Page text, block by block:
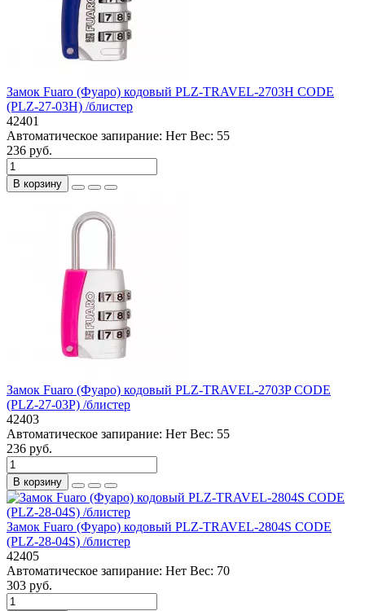
Замок Fuaro (Фуаро) кодовый PLZ-TRAVEL-2703H CODE
(PLZ-27-03H) /блистер
42401
Автоматическое запирание: Нет Вес: 55
236 руб.
В корзину
Замок Fuaro (Фуаро) кодовый PLZ-TRAVEL-2703P CODE
(PLZ-27-03P) /блистер
42403
Автоматическое запирание: Нет Вес: 55
236 руб.
В корзину
Замок Fuaro (Фуаро) кодовый PLZ-TRAVEL-2804S CODE
(PLZ-28-04S) /блистер
42405
Автоматическое запирание: Нет Вес: 70
303 руб.